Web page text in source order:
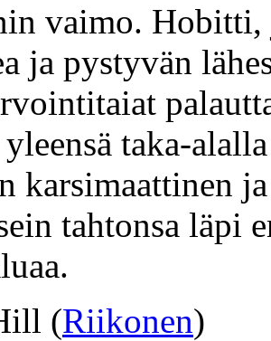
vaimo. Hobitti,
ja pystyvän
taka-
karsimaattinen
tahtonsa läpi
(Riikonen)